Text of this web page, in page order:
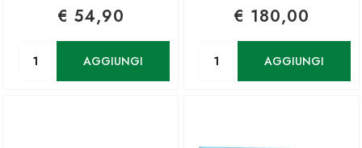
€ 54,90
AGGIUNGI
€ 180,00
AGGIUNGI